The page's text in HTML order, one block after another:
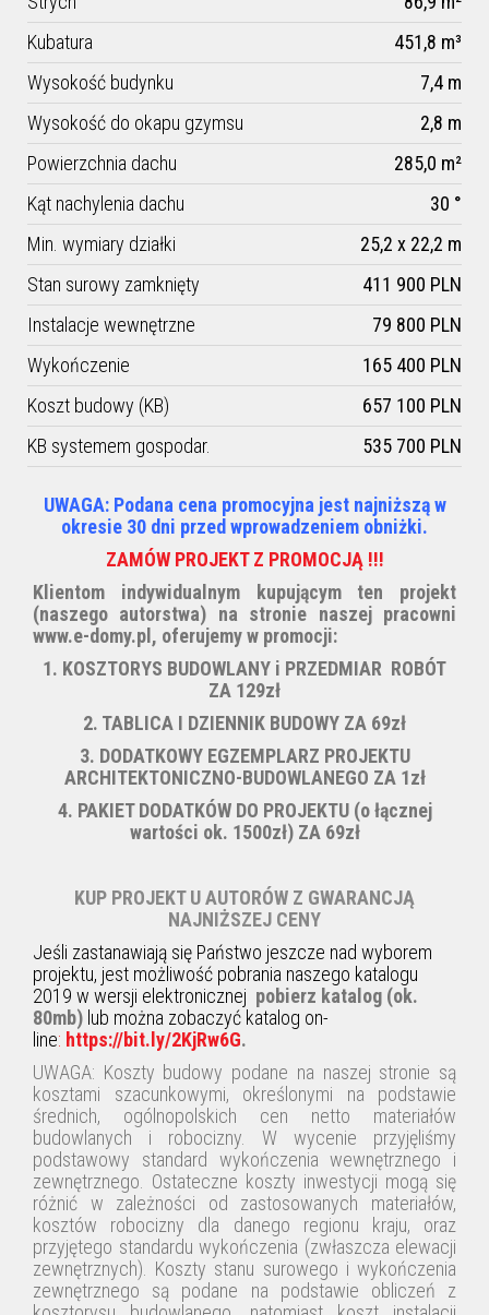
Kubatura
451,8 m³
Wysokość budynku
7,4 m
Wysokość do okapu gzymsu
2,8 m
Powierzchnia dachu
285,0 m²
Kąt nachylenia dachu
30 °
Min. wymiary działki
25,2 x 22,2 m
Stan surowy zamknięty
411 900 PLN
Instalacje wewnętrzne
79 800 PLN
Wykończenie
165 400 PLN
Koszt budowy (KB)
657 100 PLN
KB systemem gospodar.
535 700 PLN
UWAGA: Podana cena promocyjna jest najniższą w
okresie 30 dni przed wprowadzeniem obniżki.
ZAMÓW PROJEKT Z PROMOCJĄ !!!
Klientom indywidualnym kupującym ten projekt
(naszego autorstwa) na stronie naszej pracowni
www.e-domy.pl, oferujemy w promocji:
1. KOSZTORYS BUDOWLANY i PRZEDMIAR ROBÓT
ZA 129zł
2. TABLICA I DZIENNIK BUDOWY ZA 69zł
3. DODATKOWY EGZEMPLARZ PROJEKTU
ARCHITEKTONICZNO-BUDOWLANEGO ZA 1zł
4. PAKIET DODATKÓW DO PROJEKTU (o łącznej
wartości ok. 1500zł) ZA 69zł
KUP PROJEKT U AUTORÓW Z GWARANCJĄ
NAJNIŻSZEJ CENY
Jeśli zastanawiają się Państwo jeszcze nad wyborem
projektu, jest możliwość pobrania naszego katalogu
2019 w wersji elektronicznej pobierz katalog (ok.
80mb) lub można zobaczyć katalog on-
line: https://bit.ly/2KjRw6G.
UWAGA: Koszty budowy podane na naszej stronie są
kosztami szacunkowymi, określonymi na podstawie
średnich, ogólnopolskich cen netto materiałów
budowlanych i robocizny. W wycenie przyjęliśmy
podstawowy standard wykończenia wewnętrznego i
zewnętrznego. Ostateczne koszty inwestycji mogą się
różnić w zależności od zastosowanych materiałów,
kosztów robocizny dla danego regionu kraju, oraz
przyjętego standardu wykończenia (zwłaszcza elewacji
zewnętrznych). Koszty stanu surowego i wykończenia
zewnętrznego są podane na podstawie obliczeń z